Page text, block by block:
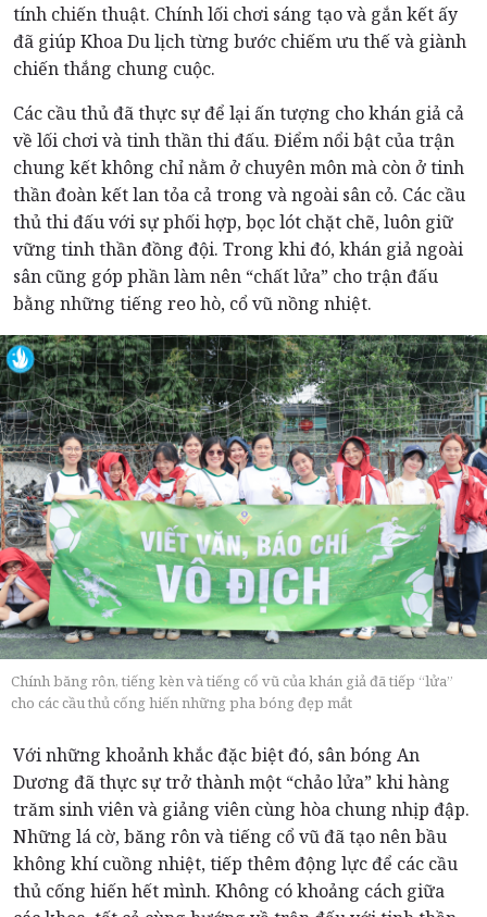
tính chiến thuật. Chính lối chơi sáng tạo và gắn kết ấy
đã giúp Khoa Du lịch từng bước chiếm ưu thế và giành
chiến thắng chung cuộc.
Các cầu thủ đã thực sự để lại ấn tượng cho khán giả cả
về lối chơi và tinh thần thi đấu. Điểm nổi bật của trận
chung kết không chỉ nằm ở chuyên môn mà còn ở tinh
thần đoàn kết lan tỏa cả trong và ngoài sân cỏ. Các cầu
thủ thi đấu với sự phối hợp, bọc lót chặt chẽ, luôn giữ
vững tinh thần đồng đội. Trong khi đó, khán giả ngoài
sân cũng góp phần làm nên “chất lửa” cho trận đấu
bằng những tiếng reo hò, cổ vũ nồng nhiệt.
Chính băng rôn, tiếng kèn và tiếng cổ vũ của khán giả đã tiếp “lửa”
cho các cầu thủ cống hiến những pha bóng đẹp mắt
Với những khoảnh khắc đặc biệt đó, sân bóng An
Dương đã thực sự trở thành một “chảo lửa” khi hàng
trăm sinh viên và giảng viên cùng hòa chung nhịp đập.
Những lá cờ, băng rôn và tiếng cổ vũ đã tạo nên bầu
không khí cuồng nhiệt, tiếp thêm động lực để các cầu
thủ cống hiến hết mình. Không có khoảng cách giữa